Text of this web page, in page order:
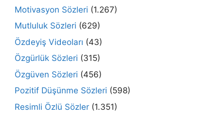
Motivasyon Sözleri (1.267)
Mutluluk Sözleri (629)
Özdeyiş Videoları (43)
Özgürlük Sözleri (315)
Özgüven Sözleri (456)
Pozitif Düşünme Sözleri (598)
Resimli Özlü Sözler (1.351)